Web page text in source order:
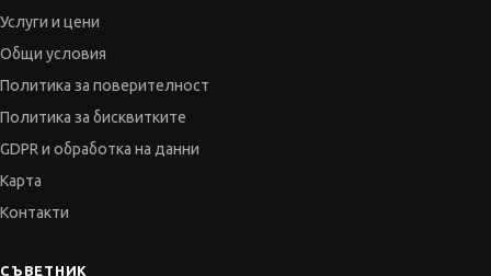
Услуги и цени
Общи условия
Политика за поверителност
Политика за бисквитките
GDPR и обработка на данни
Карта
Контакти
СЪВЕТНИК